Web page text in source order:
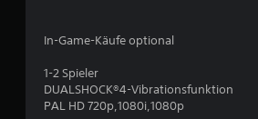
In-Game-Käufe optional
1-2 Spieler
DUALSHOCK®4-Vibrationsfunktion
PAL HD 720p,1080i,1080p